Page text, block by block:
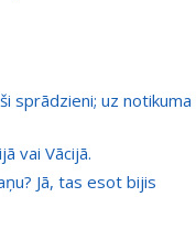
sprādzieni; uz notikuma
vai Vācijā.
Jā, tas esot bijis